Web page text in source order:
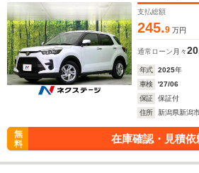
支払総額
245.9 万円
通常ローン 月々
年式 2025年
車検
'27/06
保証
保証付
住所
新潟県新潟
無
料
在庫確認・見積依